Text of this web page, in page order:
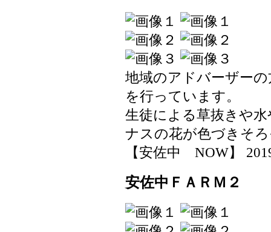
地域のアドバーザー
を行っています。
生徒による草抜きや
ナスの花が色づきそ
【安佐中 NOW】
安佐中ＦＡＲＭ２